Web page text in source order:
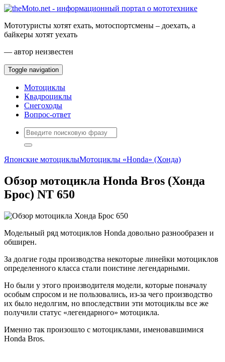
Мототуристы хотят ехать, мотоспортсмены – доехать, а
байкеры хотят уехать
— автор неизвестен
Toggle navigation
Мотоциклы
Квадроциклы
Снегоходы
Вопрос-ответ
Японские мотоциклыМотоциклы «Honda» (Хонда)
Обзор мотоцикла Honda Bros (Хонда
Брос) NT 650
Модельный ряд мотоциклов Honda довольно разнообразен и
обширен.
За долгие годы производства некоторые линейки мотоциклов
определенного класса стали поистине легендарными.
Но были у этого производителя модели, которые поначалу
особым спросом и не пользовались, из-за чего производство
их было недолгим, но впоследствии эти мотоциклы все же
получили статус «легендарного» мотоцикла.
Именно так произошло с мотоциклами, именовавшимися
Honda Bros.